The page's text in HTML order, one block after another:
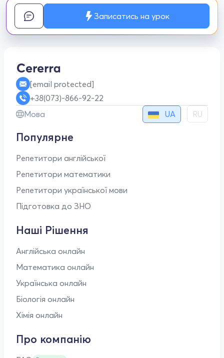
Записатись на урок
[email protected]
+38(073)-866-92-22
Мова
UA RU
Популярне
Репетитори англійської
Репетитори математики
Репетитори української мови
Підготовка до ЗНО
Наші Рішення
Англійська онлайн
Математика онлайн
Українська онлайн
Біологія онлайн
Хімія онлайн
Про компанію